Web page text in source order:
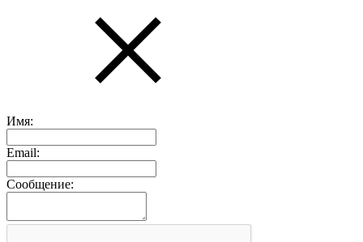
Имя:
Email:
Сообщение: